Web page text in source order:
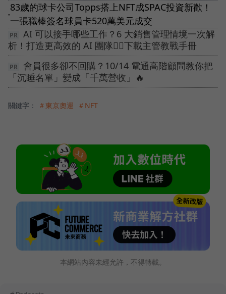
●
83歲的球卡公司Topps搭上NFT成SPAC投資新歡！
一張職棒簽名球員卡520萬美元成交
AI 可以接手哪些工作？6 大銷售管理情境一次解
析！打造更高效的 AI 團隊👉🏻下載主管教戰手冊
會員很多卻不回購？10/14 電通高階顧問教你把
「沉睡名單」變成「千萬營收」🔥
關鍵字： ＃東京奧運 ＃NFT
本網站內容未經允許，不得轉載。